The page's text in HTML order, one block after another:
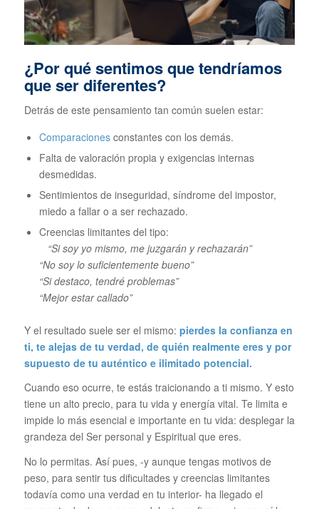
¿Por qué sentimos que tendríamos
que ser diferentes?
Detrás de este pensamiento tan común suelen estar:
Comparacionesconstantes con los demás.
Falta de valoración propia y exigencias internas
desmedidas.
Sentimientos de inseguridad, síndrome del impostor,
miedo a fallar o a ser rechazado.
Creencias limitantes del tipo:
“Si soy yo mismo, me juzgarán y rechazarán”
“No soy lo suficientemente bueno”
“Si destaco, tendré problemas”
“Mejor estar callado”
Y el resultado suele ser el mismo: pierdes la confianza en
ti, te alejas de tu verdad, de quién realmente eres y por
supuesto de tu auténtico e ilimitado potencial.
Cuando eso ocurre, te estás traicionando a ti mismo. Y esto
tiene un alto precio, para tu vida y energía vital. Te limita e
impide lo más esencial e importante en tu vida: desplegar la
grandeza del Ser personal y Espiritual que eres.
No lo permitas. Así pues, -y aunque tengas motivos de
peso, para sentir tus dificultades y creencias limitantes
todavía como una verdad en tu interior- ha llegado el